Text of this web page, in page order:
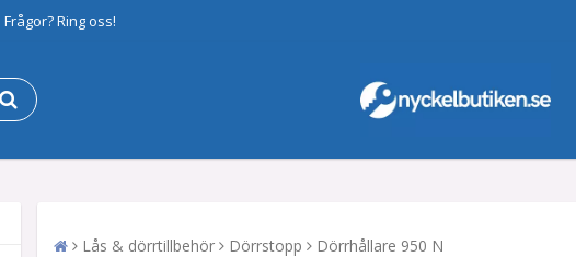
Frågor? Ring oss!
Lås & dörrtillbehör Dörrstopp Dörrhållare 950 N